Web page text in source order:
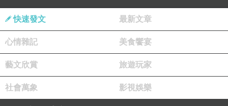
快速發文 最新文章
心情雜記 美食饗宴
藝文欣賞 旅遊玩家
社會萬象 影視娛樂